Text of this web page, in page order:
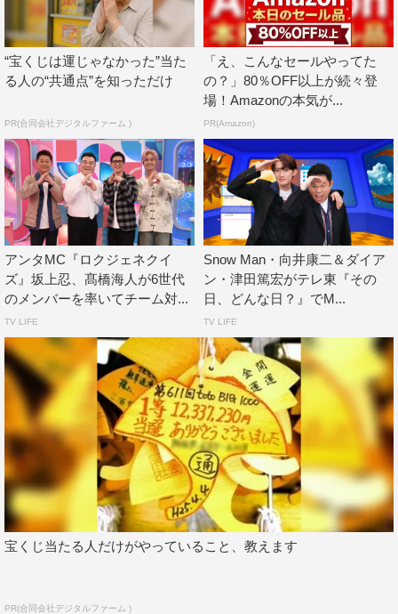
髙橋海人（King & Prince）コメント
ピラミッドなどの自分たちの生活から遠いところにある不
思議なものって、ネットの情報だけで「なるほどな」と思
いったら歴史とか人間関係とかいろんな事実があって、そ
ういうものも含めてミステリーなんだと思いました。なん
となく「不思議だな」と思っていたかゆいところに手が届
いた、そんな感覚でした。
この番組でとてもすてきだなと思ったポイントは、深く考
えないで見られるところ。不思議な情報がとにかくいっぱ
い出てくるので、「これ面白い！」と引っ掛かるものがき
たくなるような、そんなエッセンスがいっぱい詰まった番
組です。ご飯食べながら、「ああ面白いな」って思いなが
ら見ていただけるんじゃないかなと思います！
津田篤宏（ダイアン）コメント
長寿番組にするために、どういうふうにいろいろやってい
ったらいいのか考えつつ…何もできなかったですね
（笑）。普通に楽しく見ていました。我々が小さい頃に見
ていたような、ちょっと懐かしい感じがして楽しかったで
“宝くじは運じゃなかった”当た
る人の“共通点”を知っただけ
PR(合同会社デジタルファーム )
「え、こんなセールやってた
の？」80％OFF以上が続々登
場！Amazonの本気が...
PR(Amazon)
アンタMC『ロクジェネクイ
ズ』坂上忍、髙橋海人が6世代
のメンバーを率いてチーム対...
TV LIFE
Snow Man・向井康二＆ダイア
ン・津田篤宏がテレ東『その
日、どんな日？』でM...
TV LIFE
宝くじ当たる人だけがやっていること、教えます
PR(合同会社デジタルファーム )